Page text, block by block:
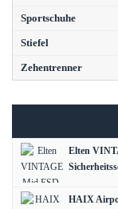
Sportschuhe
Stiefel
Zehentrenner
Elten
HAIX